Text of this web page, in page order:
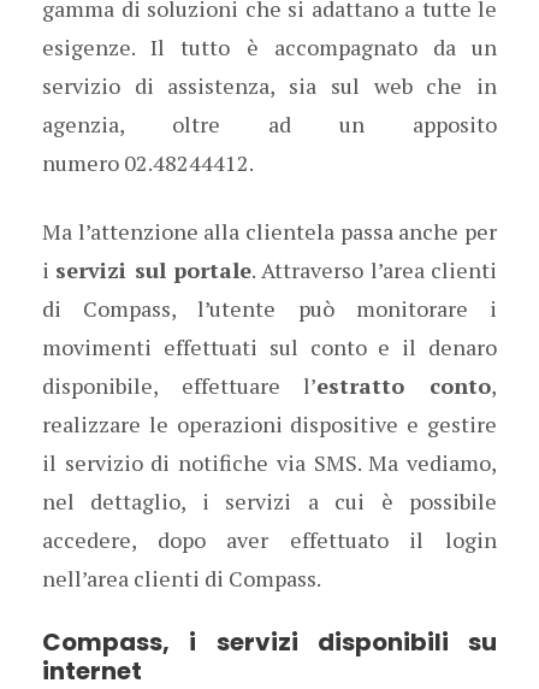
gamma di soluzioni che si adattano a tutte le
esigenze. Il tutto è accompagnato da un
servizio di assistenza, sia sul web che in
agenzia, oltre ad un apposito
numero 02.48244412.
Ma l’attenzione alla clientela passa anche per
i servizi sul portale. Attraverso l’area clienti
di Compass, l’utente può monitorare i
movimenti effettuati sul conto e il denaro
disponibile, effettuare l’estratto conto,
realizzare le operazioni dispositive e gestire
il servizio di notifiche via SMS. Ma vediamo,
nel dettaglio, i servizi a cui è possibile
accedere, dopo aver effettuato il login
nell’area clienti di Compass.
Compass, i servizi disponibili su
internet